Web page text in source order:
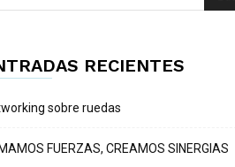
RECIENTES
sobre ruedas
FUERZAS, CREAMOS SINERGIAS